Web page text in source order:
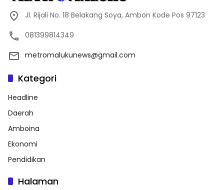
Jl. Rijali No. 18 Belakang Soya, Ambon Kode Pos 97123
081399814349
metromalukunews@gmail.com
Kategori
Headline
Daerah
Amboina
Ekonomi
Pendidikan
Halaman